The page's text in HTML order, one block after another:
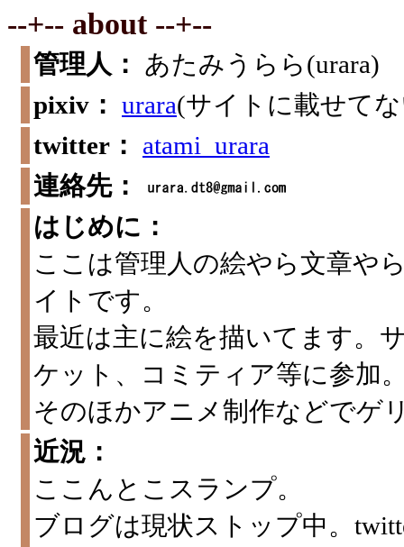
--+-- about --+--
管理人： あたみうらら(urara)
pixiv： urara(サイトに載せて
twitter： atami_urara
連絡先：
はじめに：
ここは管理人の絵やら文章や
イトです。
最近は主に絵を描いてます。
ケット、コミティア等に参加
そのほかアニメ制作などでゲ
近況：
ここんとこスランプ。
ブログは現状ストップ中。